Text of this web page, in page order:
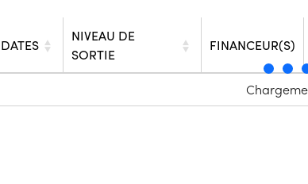
DATES
NIVEAU DE
SORTIE
FINANCEUR(S)